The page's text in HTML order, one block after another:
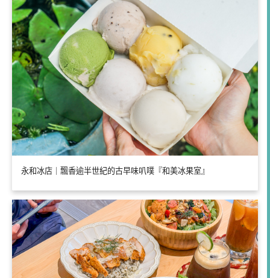
永和冰店｜飄香逾半世紀的古早味叭噗『和美冰果室』